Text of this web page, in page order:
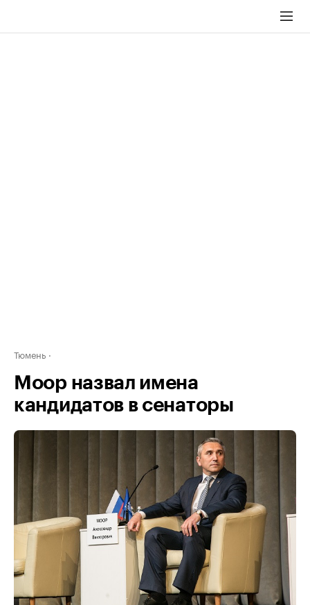
Тюмень
Моор назвал имена
кандидатов в сенаторы